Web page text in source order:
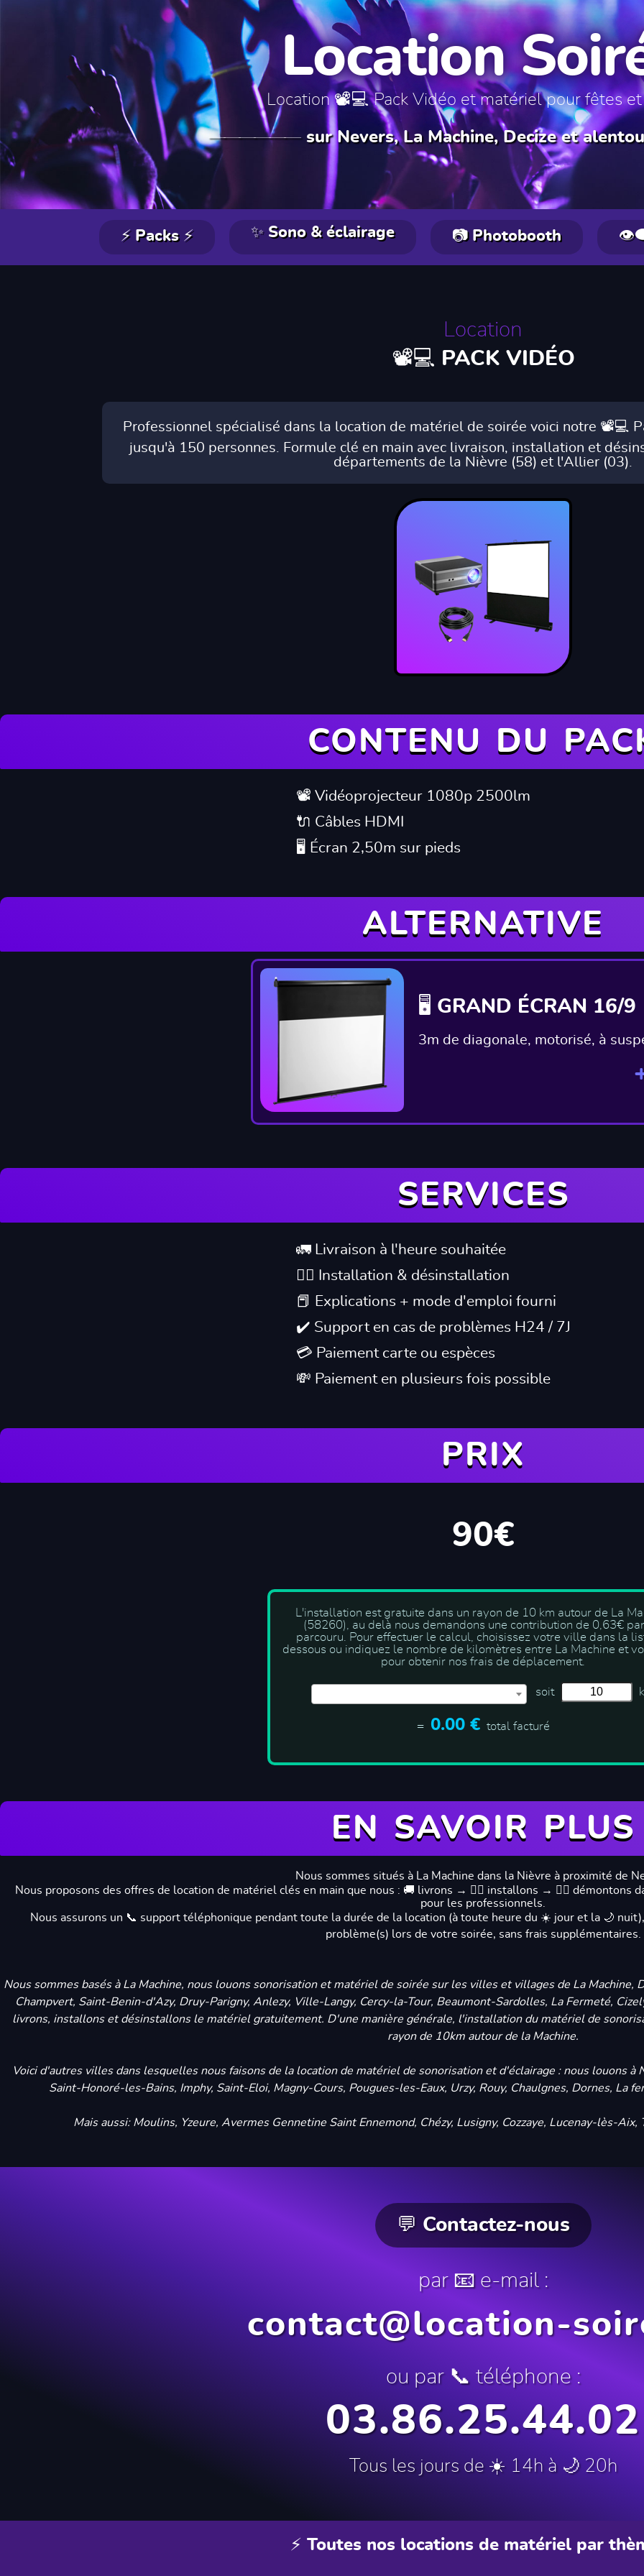
Location
Location 📽️💻 Pack Vidéo et matériel pour fêtes et
sur Nevers, La Machine, Decize et
⚡ Packs ⚡ ✨ Sono & éclairage 📷 Photobooth
Location
📽️💻 PACK VIDÉO
Professionnel spécialisé dans la location de matériel de soirée voici notre 📽️💻
jusqu'à 150 personnes. Formule clé en main avec livraison, installation et
départements de la Nièvre (58) et l'Allier (03).
CONTENU DU
📽️ Vidéoprojecteur 1080p 2500lm
🔌 Câbles HDMI
🖥️ Écran 2,50m sur pieds
ALTERNATIVE
🖥️ GRAND ÉCRAN 16/9
3m de diagonale, motorisé, à
SERVICES
🚛 Livraison à l'heure souhaitée
👷‍♂️ Installation & désinstallation
📕 Explications + mode d'emploi fourni
✔️ Support en cas de problèmes H24 / 7J
💳 Paiement carte ou espèces
💸 Paiement en plusieurs fois possible
PRIX
90€
L'installation est gratuite dans un rayon de 10 km autour de La
(58260), au delà nous demandons une contribution de 0,63€
parcouru . Pour effectuer le calcul, choisissez votre ville dans la
dessous ou indiquez le nombre de kilomètres entre La Machine et
pour obtenir nos frais de déplacement.
soit
= 0.00 € total facturé
EN SAVOIR PLUS
Nous sommes situés à La Machine dans la Nièvre à proximité de
Nous proposons des offres de location de matériel clés en main que nous : 🚚 livrons → 👷‍♂️ installons → 👷‍♂️ démontons
pour les professionnels.
Nous assurons un 📞 support téléphonique pendant toute la durée de la location (à toute heure du ☀️ jour et la 🌙
problème(s) lors de votre soirée, sans frais supplémentaires.
Nous sommes basés à La Machine, nous louons sonorisation et matériel de soirée sur les villes et villages de La Machine,
Champvert, Saint-Benin-d'Azy, Druy-Parigny, Anlezy, Ville-Langy, Cercy-la-Tour, Beaumont-Sardolles, La Fermeté,
livrons, installons et désinstallons le matériel gratuitement. D'une manière générale, l'installation du matériel de
rayon de 10km autour de la Machine.
Voici d'autres villes dans lesquelles nous faisons de la location de matériel de sonorisation et d'éclairage : nous louons à
Saint-Honoré-les-Bains, Imphy, Saint-Eloi, Magny-Cours, Pougues-les-Eaux, Urzy, Rouy, Chaulgnes, Dornes, La
Mais aussi: Moulins, Yzeure, Avermes Gennetine Saint Ennemond, Chézy, Lusigny, Cozzaye, Lucenay-lès-
💬 Contactez-nous
par 📧 e-mail :
contact@location-
ou par 📞 téléphone :
03.86.25.44.02
Tous les jours de ☀️ 14h à 🌙 20h
⚡ Toutes nos locations de matériel par